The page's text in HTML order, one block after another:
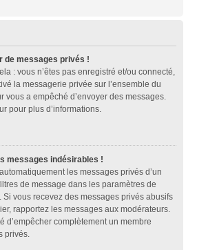
de messages privés !
: vous n’êtes pas enregistré et/ou connecté,
la messagerie privée sur l’ensemble du
vous a empêché d’envoyer des messages.
pour plus d’informations.
messages indésirables !
les messages privés d’un
de message dans les paramètres de
vous recevez des messages privés abusifs
rapportez les messages aux modérateurs.
d’empêcher complètement un membre
privés.